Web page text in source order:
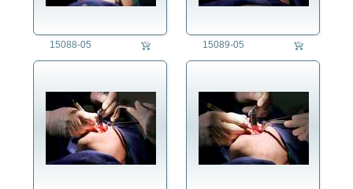
Schnitzer/in
Schuster/in
Schweisser/in
Seiler
Silberschmied/in
15088-05 15089-05